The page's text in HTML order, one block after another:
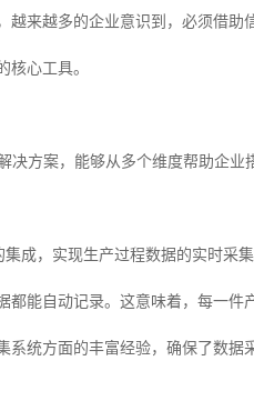
来越多的企业意识到，必须借助
核心工具。
方案，能够从多个维度帮助企业
成，实现生产过程数据的实时采
能自动记录。这意味着，每一件
统方面的丰富经验，确保了数据